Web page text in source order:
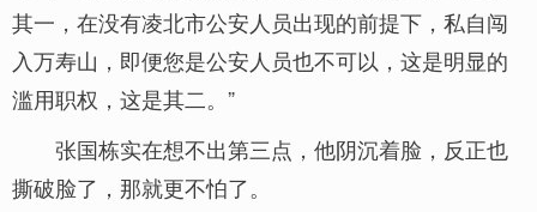
其一，在没有凌北市公安人员出现的前提下，私自闯
入万寿山，即便您是公安人员也不可以，这是明显的
滥用职权，这是其二。”
张国栋实在想不出第三点，他阴沉着脸，反正也
撕破脸了，那就更不怕了。